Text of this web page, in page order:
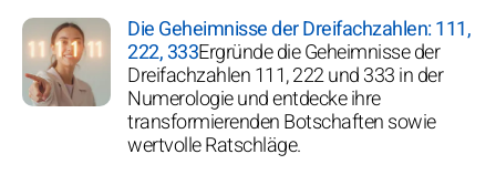
Die Geheimnisse der Dreifachzahlen: 111,
222, 333Ergründe die Geheimnisse der
Dreifachzahlen 111, 222 und 333 in der
Numerologie und entdecke ihre
transformierenden Botschaften sowie
wertvolle Ratschläge.